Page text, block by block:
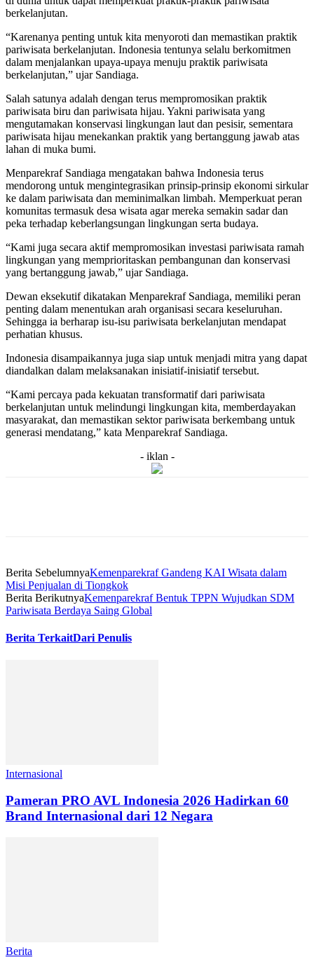
berkelanjutan.
“Karenanya penting untuk kita menyoroti dan memastikan praktik
pariwisata berkelanjutan. Indonesia tentunya selalu berkomitmen
dalam menjalankan upaya-upaya menuju praktik pariwisata
berkelanjutan,” ujar Sandiaga.
Salah satunya adalah dengan terus mempromosikan praktik
pariwisata biru dan pariwisata hijau. Yakni pariwisata yang
mengutamakan konservasi lingkungan laut dan pesisir, sementara
pariwisata hijau menekankan praktik yang bertanggung jawab atas
lahan di muka bumi.
Menparekraf Sandiaga mengatakan bahwa Indonesia terus
mendorong untuk mengintegrasikan prinsip-prinsip ekonomi sirkular
ke dalam pariwisata dan meminimalkan limbah. Memperkuat peran
komunitas termasuk desa wisata agar mereka semakin sadar dan
peka terhadap keberlangsungan lingkungan serta budaya.
“Kami juga secara aktif mempromosikan investasi pariwisata ramah
lingkungan yang memprioritaskan pembangunan dan konservasi
yang bertanggung jawab,” ujar Sandiaga.
Dewan eksekutif dikatakan Menparekraf Sandiaga, memiliki peran
penting dalam menentukan arah organisasi secara keseluruhan.
Sehingga ia berharap isu-isu pariwisata berkelanjutan mendapat
perhatian khusus.
Indonesia disampaikannya juga siap untuk menjadi mitra yang dapat
diandalkan dalam melaksanakan inisiatif-inisiatif tersebut.
“Kami percaya pada kekuatan transformatif dari pariwisata
berkelanjutan untuk melindungi lingkungan kita, memberdayakan
masyarakat, dan memastikan sektor pariwisata berkembang untuk
generasi mendatang,” kata Menparekraf Sandiaga.
- iklan -
Berita SebelumnyaKemenparekraf Gandeng KAI Wisata dalam
Misi Penjualan di Tiongkok
Berita BerikutnyaKemenparekraf Bentuk TPPN Wujudkan SDM
Pariwisata Berdaya Saing Global
Berita TerkaitDari Penulis
Internasional
Pameran PRO AVL Indonesia 2026 Hadirkan 60
Brand Internasional dari 12 Negara
Berita